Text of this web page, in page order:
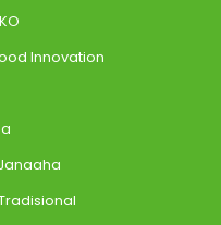
Innovation